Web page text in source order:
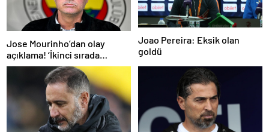
Jose Mourinho’dan olay
açıklama! ‘İkinci sırada
bitireceğiz’
Joao Pereira: Eksik olan
goldü